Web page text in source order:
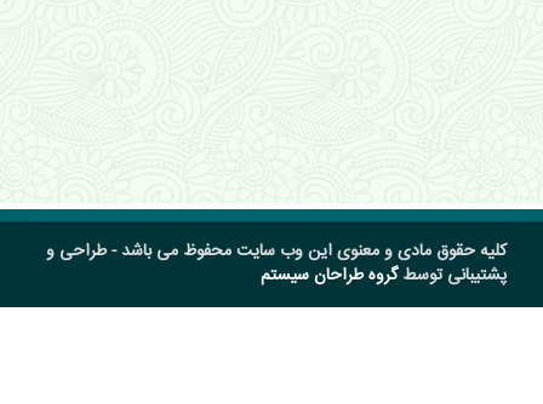
کلیه حقوق مادی و معنوی این وب سایت محفوظ می باشد - طراحی و
پشتیبانی توسطگروه طراحان سیستم